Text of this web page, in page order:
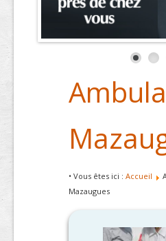
• Vous êtes ici : Accueil
Mazaugues